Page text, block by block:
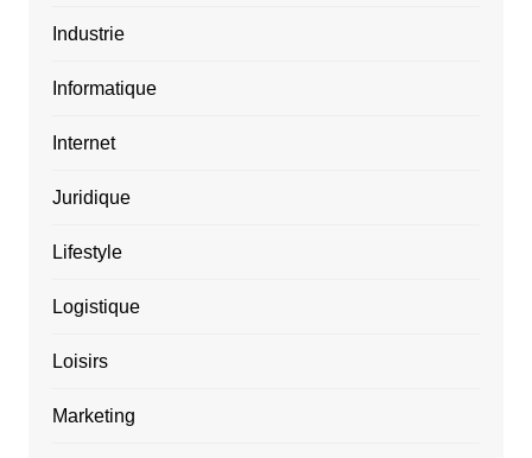
Industrie
Informatique
Internet
Juridique
Lifestyle
Logistique
Loisirs
Marketing